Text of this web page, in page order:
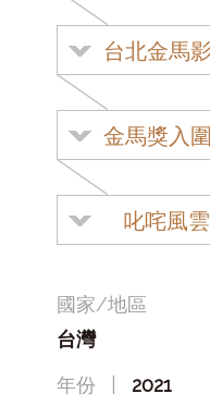
叱咤風雲
國家/地區
台灣
年份
2021